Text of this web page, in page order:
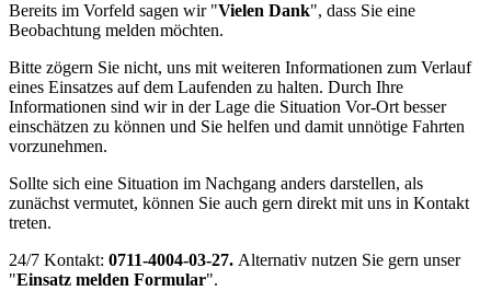
Bereits im Vorfeld sagen wir "Vielen Dank", dass Sie eine
Beobachtung melden möchten.
Bitte zögern Sie nicht, uns mit weiteren Informationen zum Verlauf
eines Einsatzes auf dem Laufenden zu halten. Durch Ihre
Informationen sind wir in der Lage die Situation Vor-Ort besser
einschätzen zu können und Sie helfen und damit unnötige Fahrten
vorzunehmen.
Sollte sich eine Situation im Nachgang anders darstellen, als
zunächst vermutet, können Sie auch gern direkt mit uns in Kontakt
treten.
24/7 Kontakt: 0711-4004-03-27. Alternativ nutzen Sie gern unser
"Einsatz melden Formular".